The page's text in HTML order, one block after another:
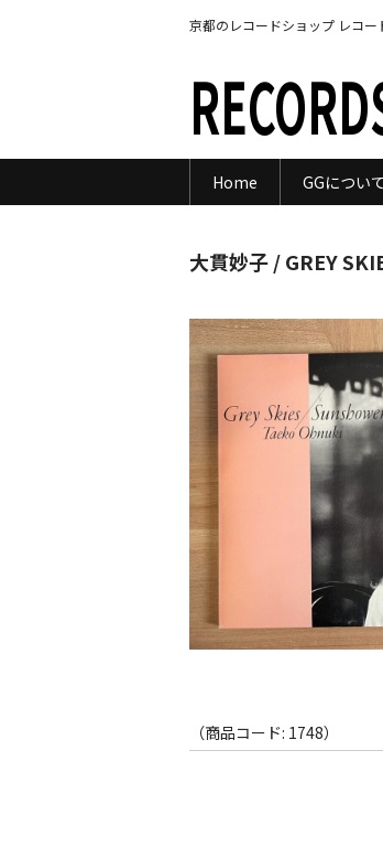
京都のレコードショップ レコー
Home GGについて
大貫妙子 / GREY
（商品コード: 1748）